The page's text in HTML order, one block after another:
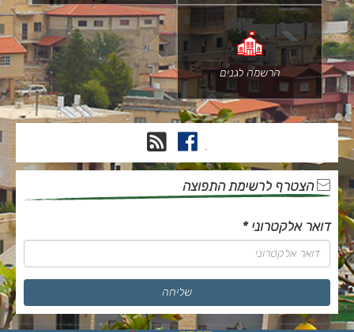
הרשמה לגנים
.
פייסבוקRSS
הצטרף לרשימת התפוצה
דואר אלקטרוני*